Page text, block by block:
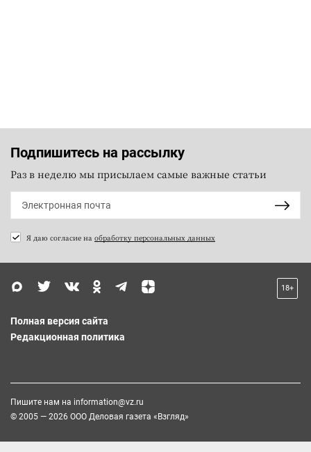
Подпишитесь на рассылку
Раз в неделю мы присылаем самые важные статьи
Я даю согласие на обработку персональных данных
18+
Полная версия сайта
Редакционная политика
Пишите нам на information@vz.ru
© 2005 — 2026 ООО Деловая газета «Взгляд»